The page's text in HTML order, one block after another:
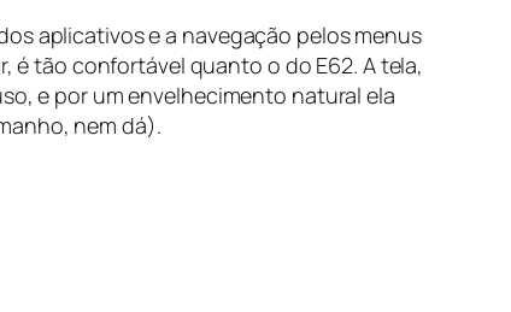
aplicativos e a navegação pelos menus
é tão confortável quanto o do E62. A tela,
e por um envelhecimento natural ela
nem dá).